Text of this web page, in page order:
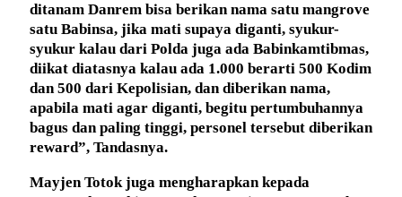
ditanam Danrem bisa berikan nama satu mangrove
satu Babinsa, jika mati supaya diganti, syukur-
syukur kalau dari Polda juga ada Babinkamtibmas,
diikat diatasnya kalau ada 1.000 berarti 500 Kodim
dan 500 dari Kepolisian, dan diberikan nama,
apabila mati agar diganti, begitu pertumbuhannya
bagus dan paling tinggi, personel tersebut diberikan
reward”, Tandasnya.
Mayjen Totok juga mengharapkan kepada